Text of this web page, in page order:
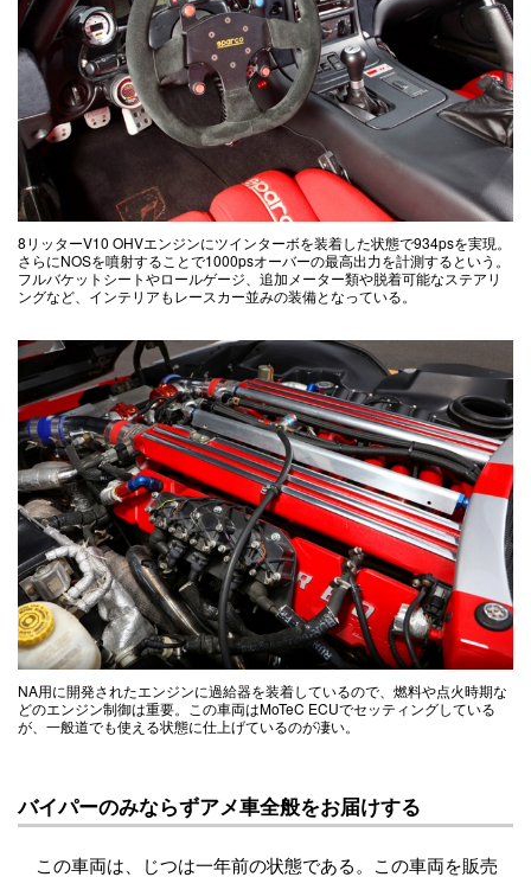
8リッターV10 OHVエンジンにツインターボを装着した状態で934psを実現。
さらにNOSを噴射することで1000psオーバーの最高出力を計測するという。
フルバケットシートやロールゲージ、追加メーター類や脱着可能なステアリ
ングなど、インテリアもレースカー並みの装備となっている。
NA用に開発されたエンジンに過給器を装着しているので、燃料や点火時期な
どのエンジン制御は重要。この車両はMoTeC ECUでセッティングしている
が、一般道でも使える状態に仕上げているのが凄い。
バイパーのみならずアメ車全般をお届けする
この車両は、じつは一年前の状態である。この車両を販売